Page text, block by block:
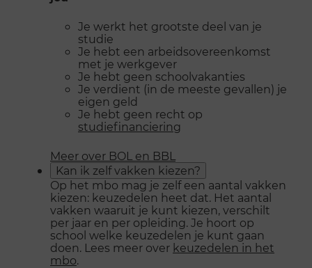
Je werkt het grootste deel van je
studie
Je hebt een arbeidsovereenkomst
met je werkgever
Je hebt geen schoolvakanties
Je verdient (in de meeste gevallen) je
eigen geld
Je hebt geen recht op
studiefinanciering
Meer over BOL en BBL
Kan ik zelf vakken kiezen?
Op het mbo mag je zelf een aantal vakken
kiezen: keuzedelen heet dat. Het aantal
vakken waaruit je kunt kiezen, verschilt
per jaar en per opleiding. Je hoort op
school welke keuzedelen je kunt gaan
doen. Lees meer over keuzedelen in het
mbo.